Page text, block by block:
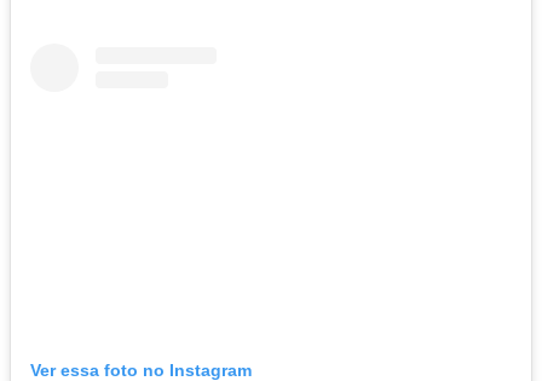
Ver essa foto no Instagram